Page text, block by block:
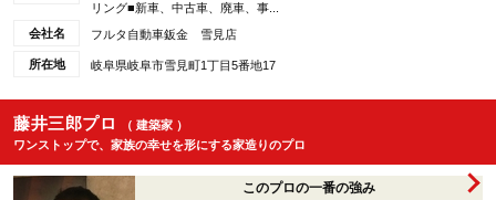
リング■新車、中古車、廃車、事...
会社名
フルタ自動車鈑金 雪見店
所在地 岐阜県岐阜市雪見町1丁目5番地17
藤井三郎プロ
（ 建築家 ）
ワンストップで、家族の幸せを形にする家造りのプロ
このプロの一番の強み